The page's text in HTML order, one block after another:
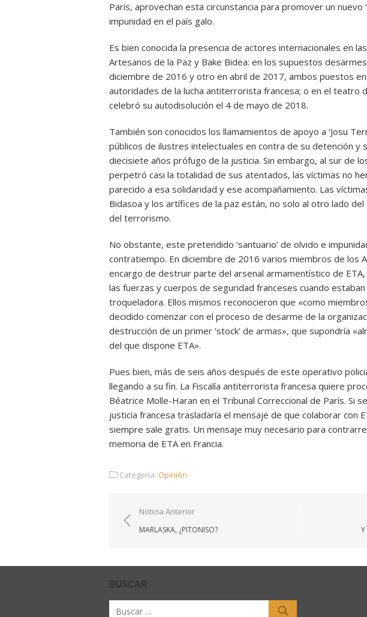
París, aprovechan esta circunstancia para promover un nuevo
impunidad en el país galo.
Es bien conocida la presencia de actores internacionales en
Artesanos de la Paz y Bake Bidea: en los supuestos
diciembre de 2016 y otro en abril de 2017, ambos puestos
autoridades de la lucha antiterrorista francesa; o en el teatro
celebró su autodisolución el 4 de mayo de 2018.
También son conocidos los llamamientos de apoyo a ‘Josu
públicos de ilustres intelectuales en contra de su detención y
diecisiete años prófugo de la justicia. Sin embargo, al sur de
perpetró casi la totalidad de sus atentados, las víctimas no
parecido a esa solidaridad y ese acompañamiento. Las
Bidasoa y los artífices de la paz están, no solo al otro lado
del terrorismo.
No obstante, este pretendido ‘santuario’ de olvido e
contratiempo. En diciembre de 2016 varios miembros de los
encargo de destruir parte del arsenal armamentístico de
las fuerzas y cuerpos de seguridad franceses cuando estaban
troqueladora. Ellos mismos reconocieron que «como
decidido comenzar con el proceso de desarme de la
destrucción de un primer ‘stock’ de armas», que supondría
del que dispone ETA».
Pues bien, más de seis años después de este operativo
llegando a su fin. La Fiscalía antiterrorista francesa quiere
Béatrice Molle-Haran en el Tribunal Correccional de París. Si
justicia francesa trasladaría el mensaje de que colaborar con
siempre sale gratis. Un mensaje muy necesario para
memoria de ETA en Francia.
Categoría: Opinión
Navegación
de
Noticia Anterior
MARLASKA, ¿PITONISO?
BUSCAR
Buscar
por: